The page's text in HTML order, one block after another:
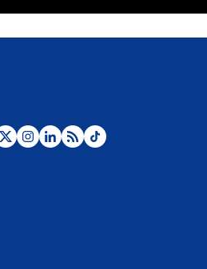
Desde dermatitis hasta infecciones: